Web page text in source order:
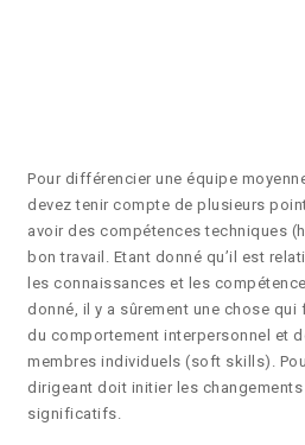
Pour différencier une équipe
devez tenir compte de plusieurs
avoir des compétences techniques
bon travail. Etant donné qu’il est
les connaissances et les
donné, il y a sûrement une chose
du comportement interpersonnel et
membres individuels (soft skills).
dirigeant doit initier les
significatifs.